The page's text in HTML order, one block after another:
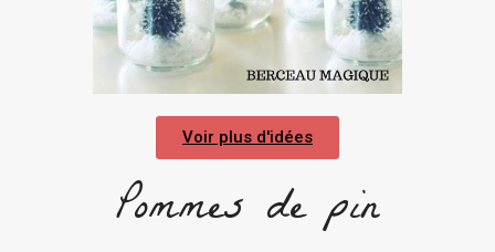
Voir plus d'idées
Pommes de pin